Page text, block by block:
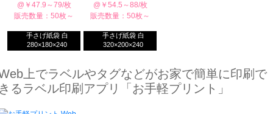
@￥47.9～79/枚
販売数量：50枚～
手さげ紙袋 白
280×180×240
@￥54.5～88/枚
販売数量：50枚～
手さげ紙袋 白
320×200×240
上でラベルやタグなどがお家で簡単に印刷で
るラベル印刷アプリ「お手軽プリント」